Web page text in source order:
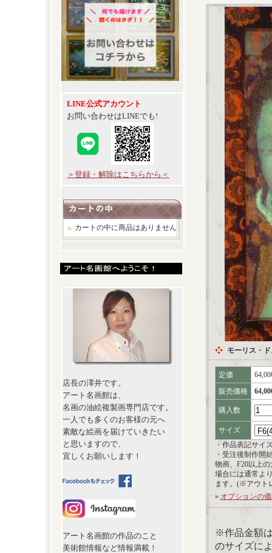
LINE公式アカウント
お問い合わせはLINEでも!
＞登録・解除はこちらから＜
カートの中に商品はありません
店長の澤井です。
アート名画館は、
名画の油絵複製画専門店です。
一人でも多くのお客様の元へ
素敵な絵画を届けていきたい
と思いますので、
宜しくお願いします！
アート名画館の作品のこと
美術館情報など情報満載！
モーリス・
定価
販売価格
購入数
サイズ
・作品表記サイ
・受注後制作開
物画、F20以上
場合には通常よ
ます。(※アウト
» オプションの
※作品金額
のサイズに